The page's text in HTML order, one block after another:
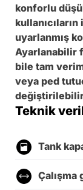
konforlu
uyarlanmış
Ayarlanabilir
bile tam
veya ped
Teknik
Tank
Çalışma